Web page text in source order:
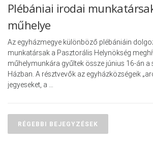
Plébániai irodai
műhelye
Az egyházmegye különböző plébániáin
munkatársak a Pasztorális Helynökség
műhelymunkára gyűltek össze június 16-án a
Házban. A résztvevők az egyházközségeik
jegyeseket, a …
Bejegyzés navigáció
RÉGEBBI BEJEGYZÉSEK